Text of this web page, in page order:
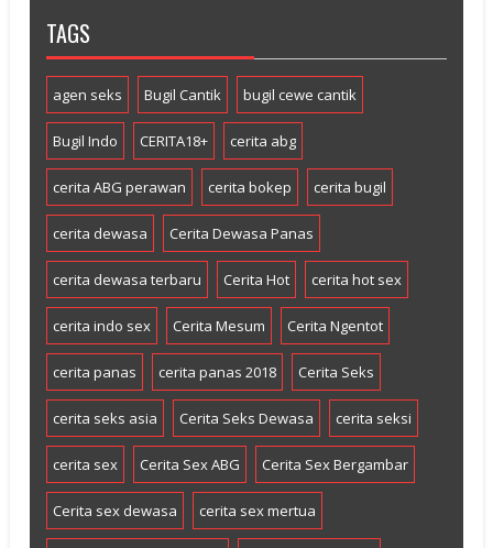
TAGS
agen seks Bugil Cantik bugil cewe cantik
Bugil Indo CERITA18+ cerita abg
cerita ABG perawan cerita bokep cerita bugil
cerita dewasa Cerita Dewasa Panas
cerita dewasa terbaru Cerita Hot cerita hot sex
cerita indo sex Cerita Mesum Cerita Ngentot
cerita panas cerita panas 2018 Cerita Seks
cerita seks asia Cerita Seks Dewasa cerita seksi
cerita sex Cerita Sex ABG Cerita Sex Bergambar
Cerita sex dewasa cerita sex mertua